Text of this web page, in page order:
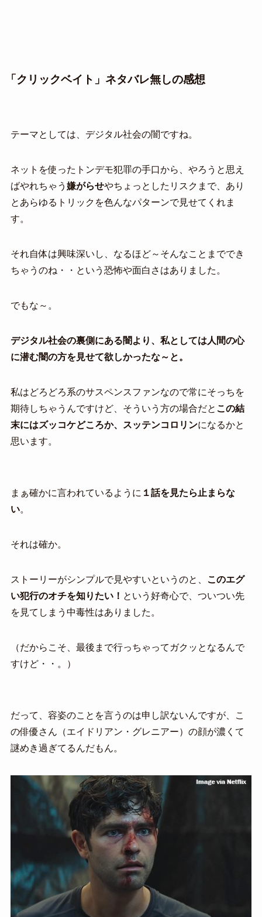
「クリックベイト」ネタバレ無しの感想
テーマとしては、デジタル社会の闇ですね。
ネットを使ったトンデモ犯罪の手口から、やろうと思え
ばやれちゃう 嫌がらせやちょっとしたリスクまで、あり
とあらゆるトリックを色んなパターンで見せてくれま
す。
それ自体は興味深いし、なるほど～そんなことまででき
ちゃうのね・・という恐怖や面白さはありました。
でもな～。
デジタル社会の裏側にある闇より、私としては人間の心
に潜む闇の方を見せて欲しかったな～と。
私はどろどろ系のサスペンスファンなので常にそっちを
期待しちゃうんですけど、そういう方の場合だと この結
末にはズッコケどころか、スッテンコロリンになるかと
思います。
まぁ確かに言われているように １話を見たら止まらな
い。
それは確か。
ストーリーがシンプルで見やすいというのと、 このエグ
い犯行のオチを知りたい！ という好奇心で、ついつい先
を見てしまう中毒性はありました。
（だからこそ、最後まで行っちゃってガクッとなるんで
すけど・・。）
だって、容姿のことを言うのは申し訳ないんですが、こ
の俳優さん（エイドリアン・グレニアー）の顔が濃くて
謎めき過ぎてるんだもん。